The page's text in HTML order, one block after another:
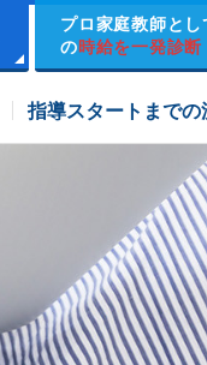
プロ家庭教師とし
の時給を一発診断
指導スタートまでの